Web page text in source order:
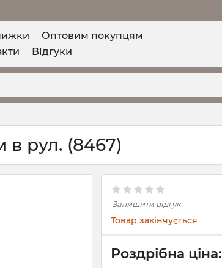
Оптовим покупцям
Відгуки
рул. (8467)
Залишити відгук
Товар закінчується
Роздрібна ціна: